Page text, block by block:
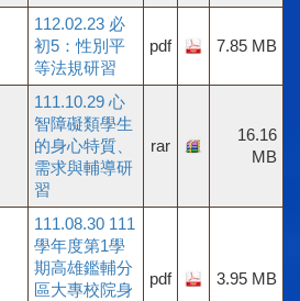
112.02.23 必
初5：性別平
等法規研習
pdf 7.85 MB
111.10.29 心
智障礙類學生
的身心特質、
需求與輔導研
習
rar
16.16
MB
111.08.30 111
學年度第1學
期高雄鑑輔分
區大專校院身
pdf 3.95 MB